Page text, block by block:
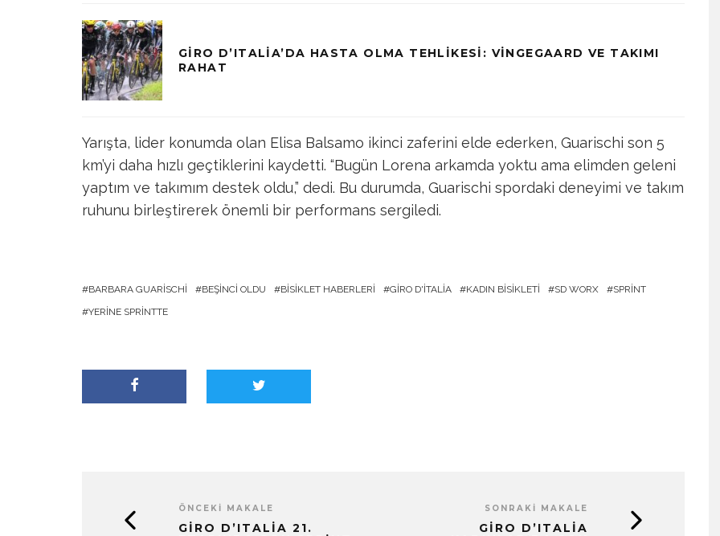
GIRO D’ITALIA’DA HASTA OLMA TEHLIKESI: VINGEGAARD VE TAKIMI
RAHAT
Yarışta, lider konumda olan Elisa Balsamo ikinci zaferini elde ederken, Guarischi son 5
km’yi daha hızlı geçtiklerini kaydetti. “Bugün Lorena arkamda yoktu ama elimden geleni
yaptım ve takımım destek oldu,” dedi. Bu durumda, Guarischi spordaki deneyimi ve takım
ruhunu birleştirerek önemli bir performans sergiledi.
BARBARA GUARISCHI BEŞINCI OLDU BISIKLET HABERLERI GIRO D'ITALIA KADIN BISIKLETI SD WORX
SPRINT
YERINE SPRINTTE
ÖNCEKI MAKALE
GIRO D’ITALIA 21.
SONRAKI MAKALE
GIRO D’ITALIA